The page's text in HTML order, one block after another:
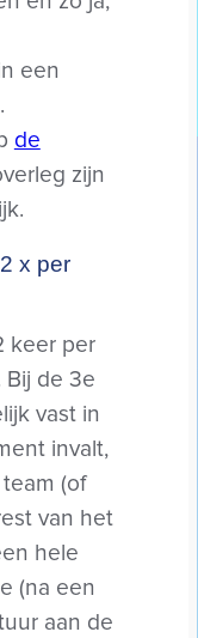
een
de
zijn
x per
keer per
Bij de 3e
vast in
invalt,
(of
van het
hele
(na een
aan de